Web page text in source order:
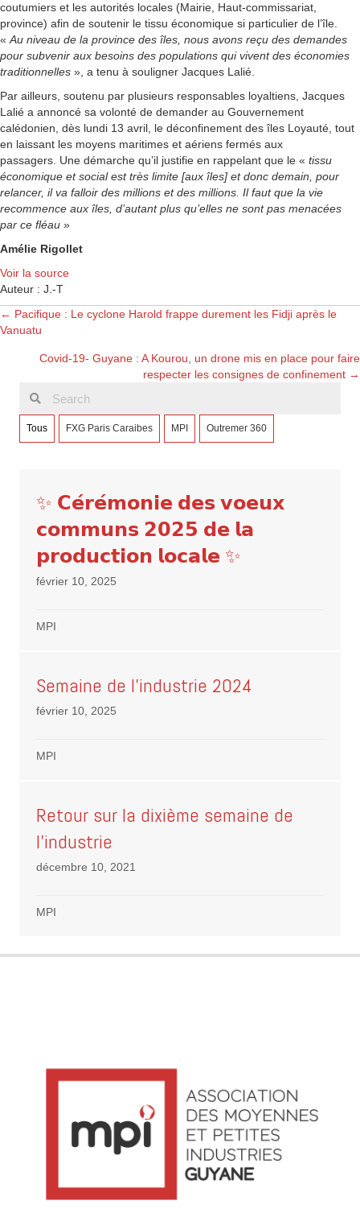
coutumiers et les autorités locales (Mairie, Haut-commissariat,
province) afin de soutenir le tissu économique si particulier de l’île.
« Au niveau de la province des îles, nous avons reçu des demandes
pour subvenir aux besoins des populations qui vivent des économies
traditionnelles », a tenu à souligner Jacques Lalié.
Par ailleurs, soutenu par plusieurs responsables loyaltiens, Jacques
Lalié a annoncé sa volonté de demander au Gouvernement
calédonien, dès lundi 13 avril, le déconfinement des îles Loyauté, tout
en laissant les moyens maritimes et aériens fermés aux
passagers. Une démarche qu’il justifie en rappelant que le « tissu
économique et social est très limite [aux îles] et donc demain, pour
relancer, il va falloir des millions et des millions. Il faut que la vie
recommence aux îles, d’autant plus qu’elles ne sont pas menacées
par ce fléau »
Amélie Rigollet
Voir la source
Auteur : J.-T
Posts
navigation
← Pacifique : Le cyclone Harold frappe durement les Fidji après le
Vanuatu
Covid-19- Guyane : A Kourou, un drone mis en place pour faire
respecter les consignes de confinement →
Tous FXG Paris Caraibes MPI Outremer 360
✨ 𝗖𝗲́𝗿𝗲́𝗺𝗼𝗻𝗶𝗲 𝗱𝗲𝘀 𝘃𝗼𝗲𝘂𝘅
𝗰𝗼𝗺𝗺𝘂𝗻𝘀 𝟮𝟬𝟮𝟱 𝗱𝗲 𝗹𝗮
𝗽𝗿𝗼𝗱𝘂𝗰𝘁𝗶𝗼𝗻 𝗹𝗼𝗰𝗮𝗹𝗲 ✨
février 10, 2025
MPI
Semaine de l’industrie 2024
février 10, 2025
MPI
Retour sur la dixième semaine de
l’industrie
décembre 10, 2021
MPI